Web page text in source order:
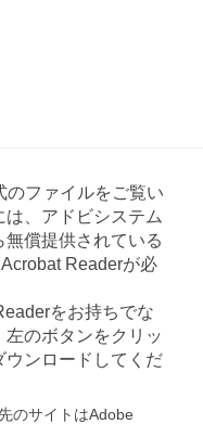
のファイルをご覧い
は、アドビシステム
無償提供されている
Readerが必
をお持ちでな
左のボタンをクリッ
ウンロードしてくだ
のサイトはAdobe